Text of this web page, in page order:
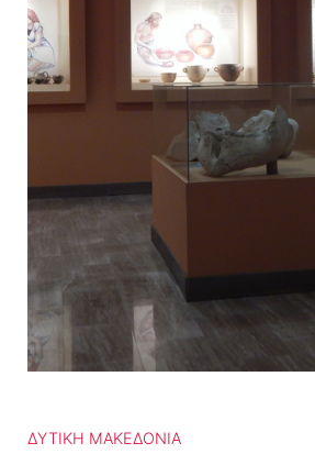
ΔΥΤΙΚΉ ΜΑΚΕΔΟΝΊΑ